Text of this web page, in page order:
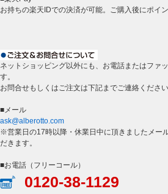
お持ちの楽天IDでの決済が可能。ご購入後にポイ
ネットショッピング以外にも、お電話またはファ
す。
お問合せもしくはご注文は下記までご連絡ください
■メール
ask@alberotto.com
※営業日の17時以降・休業日中に頂きましたメー
だきます。
■お電話（フリーコール）
0120-38-1129